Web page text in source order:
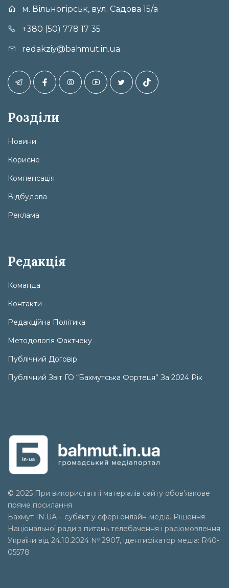
м. Вільногірськ, вул. Садова 15/а
+380 (50) 778 17 35
redakziy@bahmut.in.ua
Розділи
Новини
Корисне
Компенсація
Відбудова
Реклама
Редакція
Команда
Контакти
Редакційна Політика
Методологія Фактчеку
Публічний Договір
Публічний Звіт ГО “Бахмутська Фортеця” За 2024 Рік
© 2025 При використанні матеріалів сайту обов’язкове
пряме посилання
Бахмут IN.UA – субєкт у сфері онлайн-медіа. Рішення
Національної ради з питань телебачення і радіомовлення
України від 24.10.2024 № 2907, ідентифікатор медіа: R40-
05578